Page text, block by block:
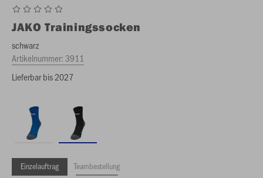
JAKO Trainingssocken
schwarz
Artikelnummer:3911
Lieferbar bis 2027
Einzelauftrag Teambestellung